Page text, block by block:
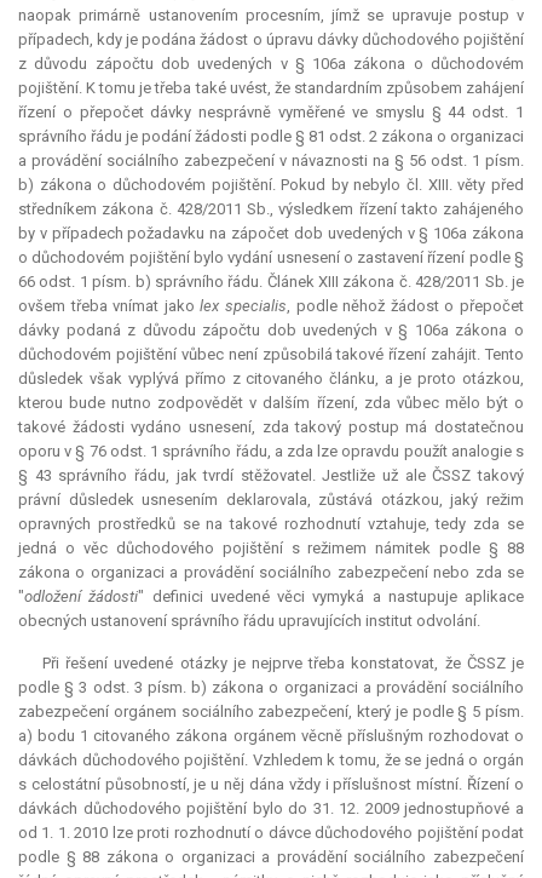
naopak primárně ustanovením procesním, jímž se upravuje postup v
případech, kdy je podána žádost o úpravu dávky důchodového pojištění
z důvodu zápočtu dob uvedených v § 106a zákona o důchodovém
pojištění. K tomu je třeba také uvést, že standardním způsobem zahájení
řízení o přepočet dávky nesprávně vyměřené ve smyslu § 44 odst. 1
správního řádu je podání žádosti podle § 81 odst. 2 zákona o organizaci
a provádění sociálního zabezpečení v návaznosti na § 56 odst. 1 písm.
b) zákona o důchodovém pojištění. Pokud by nebylo čl. XIII. věty před
středníkem zákona č. 428/2011 Sb., výsledkem řízení takto zahájeného
by v případech požadavku na zápočet dob uvedených v § 106a zákona
o důchodovém pojištění bylo vydání usnesení o zastavení řízení podle §
66 odst. 1 písm. b) správního řádu. Článek XIII zákona č. 428/2011 Sb. je
ovšem třeba vnímat jakolex specialis, podle něhož žádost o přepočet
dávky podaná z důvodu zápočtu dob uvedených v § 106a zákona o
důchodovém pojištění vůbec není způsobilá takové řízení zahájit. Tento
důsledek však vyplývá přímo z citovaného článku, a je proto otázkou,
kterou bude nutno zodpovědět v dalším řízení, zda vůbec mělo být o
takové žádosti vydáno usnesení, zda takový postup má dostatečnou
oporu v § 76 odst. 1 správního řádu, a zda lze opravdu použít analogie s
§ 43 správního řádu, jak tvrdí stěžovatel. Jestliže už ale ČSSZ takový
právní důsledek usnesením deklarovala, zůstává otázkou, jaký režim
opravných prostředků se na takové rozhodnutí vztahuje, tedy zda se
jedná o věc důchodového pojištění s režimem námitek podle § 88
zákona o organizaci a provádění sociálního zabezpečení nebo zda se
"odložení žádosti" definici uvedené věci vymyká a nastupuje aplikace
obecných ustanovení správního řádu upravujících institut odvolání.
Při řešení uvedené otázky je nejprve třeba konstatovat, že ČSSZ je
podle § 3 odst. 3 písm. b) zákona o organizaci a provádění sociálního
zabezpečení orgánem sociálního zabezpečení, který je podle § 5 písm.
a) bodu 1 citovaného zákona orgánem věcně příslušným rozhodovat o
dávkách důchodového pojištění. Vzhledem k tomu, že se jedná o orgán
s celostátní působností, je u něj dána vždy i příslušnost místní. Řízení o
dávkách důchodového pojištění bylo do 31. 12. 2009 jednostupňové a
od 1. 1. 2010 lze proti rozhodnutí o dávce důchodového pojištění podat
podle § 88 zákona o organizaci a provádění sociálního zabezpečení